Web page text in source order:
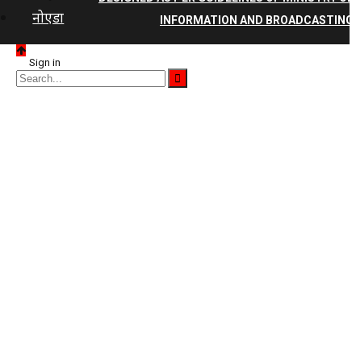
नोएडा
INFORMATION AND BROADCASTING
Sign in